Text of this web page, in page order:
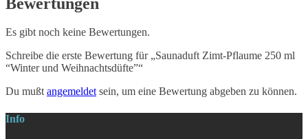
Es gibt noch keine Bewertungen.
Schreibe die erste Bewertung für „Saunaduft Zimt-Pflaume 250 ml
“Winter und Weihnachtsdüfte”“
Du mußtangemeldetsein, um eine Bewertung abgeben zu können.
Info